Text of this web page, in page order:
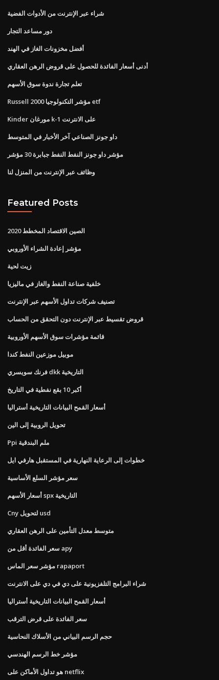
شراء عبر الإنترنت من الأدوات الفضية
دور مساعد التجار
أفضل مخزونات الغاز في الهند
أدنى أسعار الفائدة للحصول على قروض الرهن العقاري
تعلم تجارة ندوة سوق الأسهم
Russell 2000 مؤشر التكنولوجيا etf
Kinder مورغان k-1 على الانترنت
داو جونز الصناعي آخر الأخبار في المتوسط
مؤشر داو جونز النفط النفط جبابرة 30 مؤشر
وظائف عبر الإنترنت من المنزل لنا
Featured Posts
الصين الاقتصاد المخطط 2020
مؤشر إعادة الشراء الأوروبي
زيت لحية
خلفية صناعة النفط والغاز في ماليزيا
تصنيف شركات تداول الأسهم عبر الإنترنت
قروض تقسيط عبر الإنترنت دون التحقق من الحساب
قائمة مؤشرات سوق الأسهم الأوروبية
موبيل موزعين النفط كندا
فرنك سويسري dkk التاريخية
أكبر 10 بقع نفطية في التاريخ
أسعار القمح البيانات التاريخية أستراليا
تحويل الروبية إلى الين
Ppi ملم البندقية
خطوات إلى الرعاية النهارية في المستقبل هارفي ايل
سعر مؤشر السلع الأساسية
أسعار الأسهم spx التاريخية
Cny لتحويل usd
متوسط ​​معدل التأمين على الرهن العقاري
سعر الفائدة أقل من apy
مؤشر سعر الماس rapaport
شراء البرامج التلفزيونية على دي في دي على الانترنت
أسعار القمح البيانات التاريخية أستراليا
سعر الفائدة على قرض الترقب
حجم الرسم البياني من الأسلاك النحاسية
مؤشر خط الرسم الهندسي
هو تداول الأماكن على netflix